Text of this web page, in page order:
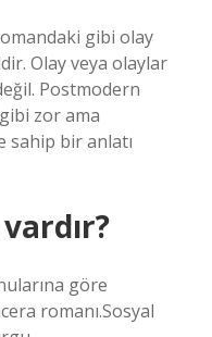
gibi olay
Olay veya olaylar
Postmodern
zor ama
sahip bir anlatı
göre
romanı.Sosyal